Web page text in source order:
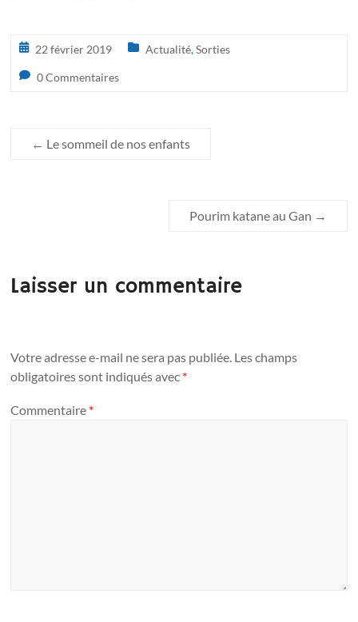
22 février 2019 Actualité,Sorties
0 Commentaires
← Le sommeil de nos enfants
Pourim katane au Gan →
Laisser un commentaire
Votre adresse e-mail ne sera pas publiée. Les champs
obligatoires sont indiqués avec *
Commentaire *